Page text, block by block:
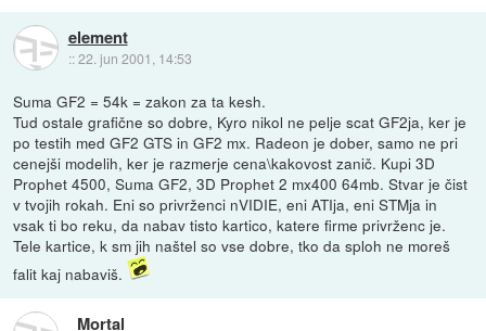
element
::22. jun 2001, 14:53
Suma GF2 = 54k = zakon za ta kesh.
Tud ostale grafične so dobre, Kyro nikol ne pelje scat GF2ja, ker je
po testih med GF2 GTS in GF2 mx. Radeon je dober, samo ne pri
cenejši modelih, ker je razmerje cena\kakovost zanič. Kupi 3D
Prophet 4500, Suma GF2, 3D Prophet 2 mx400 64mb. Stvar je čist
v tvojih rokah. Eni so privrženci nVIDIE, eni ATIja, eni STMja in
vsak ti bo reku, da nabav tisto kartico, katere firme privrženc je.
Tele kartice, k sm jih naštel so vse dobre, tko da sploh ne moreš
falit kaj nabaviš.
_Mortal_